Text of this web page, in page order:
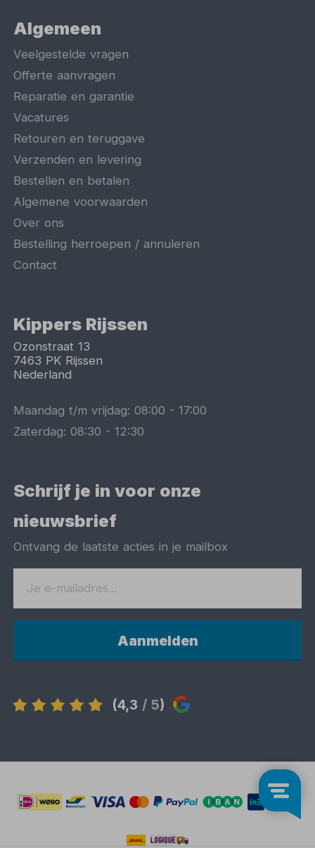
Algemeen
Veelgestelde vragen
Offerte aanvragen
Reparatie en garantie
Vacatures
Retouren en teruggave
Verzenden en levering
Bestellen en betalen
Algemene voorwaarden
Over ons
Bestelling herroepen / annuleren
Contact
Kippers Rijssen
Ozonstraat 13
7463 PK Rijssen
Nederland
Maandag t/m vrijdag:08:00 -17:00
Zaterdag:08:30 -12:30
Schrijf je in voor onze
nieuwsbrief
Ontvang de laatste acties in je mailbox
Aanmelden
(4,3 / 5)